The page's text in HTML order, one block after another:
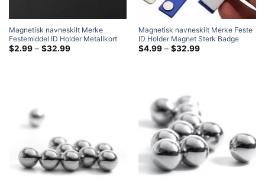
Magnetisk navneskilt Merke
Festemiddel ID Holder Metallkort
Sterk magnet
$2.99 – $32.99Prisklasse:
Magnetisk navneskilt Merke Feste
ID Holder Magnet Sterk Badge
Holder Magnet
$4.99 – $32.99Prisklasse: